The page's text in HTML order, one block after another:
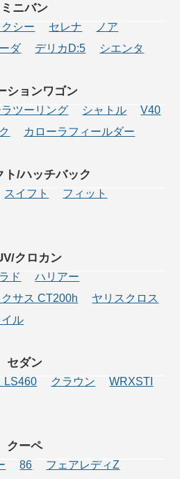
ミニバン
シー セレナ
ノア
ダ
デリカD:5 シエンタ
ションワゴン
ツーリング シャトル
V40
カローラフィールダー
ト/ハッチバック
スイフト
フィット
クロカン
ド
ハリアー
クサス CT200h
ヤリスクロス
ル
セダン
LS460 クラウン
WRXSTI
クーペ
86
フェアレディZ